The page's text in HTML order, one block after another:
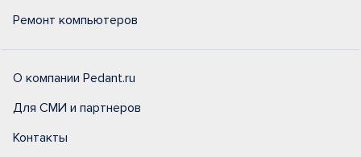
Ремонт компьютеров
О компании Pedant.ru
Для СМИ и партнеров
Контакты